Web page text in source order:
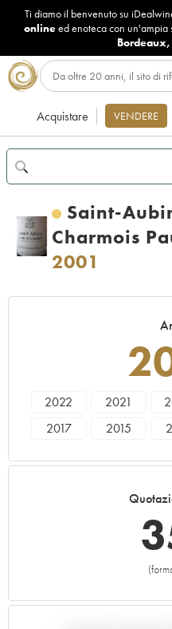
Ti diamo il benvenuto su
onlineed enoteca con un'ampia
Bordeaux,
Acquistare VENDERE
Saint-
Charmois
2001
2022 2021
2017
2015